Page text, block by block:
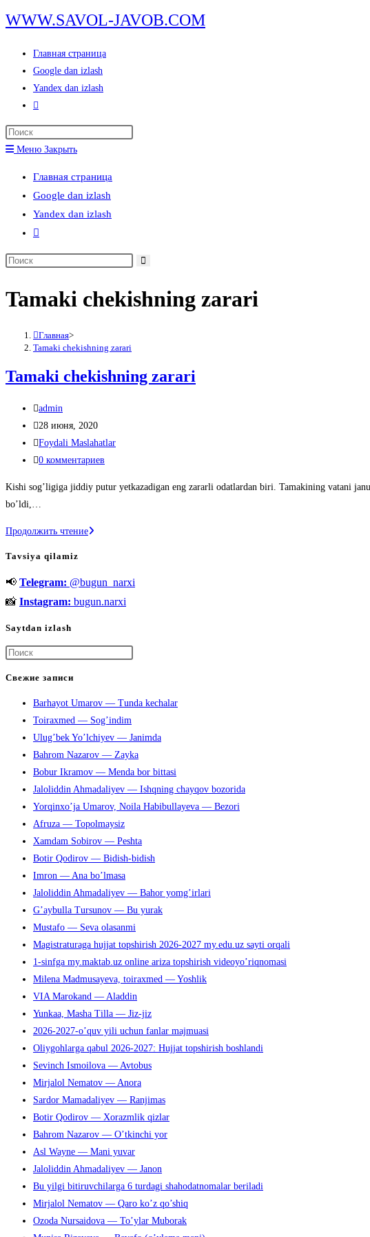
Перейти
к
содержимому
WWW.SAVOL-JAVOB.COM
Главная страница
Google dan izlash
Yandex dan izlash
Переключить
по
веб-
сайту
Меню Закрыть
Главная страница
Google dan izlash
Yandex dan izlash
Переключить
по
сайту
Поиск
сайте
Tamaki chekishning zarari
Главная>
Tamaki chekishning zarari
Tamaki chekishning zarari
Автор
записи:
admin
Запись
опубликована:
28 июня, 2020
Рубрика
записи:
Foydali Maslahatlar
Комментарии
записи:
0 комментариев
Kishi sog’ligiga jiddiy putur yetkazadigan eng zararli odatlardan biri. Tamakining vatani
bo’ldi,…
Продолжить чтениеTamaki
Tavsiya qilamiz
📢 Telegram: @bugun_narxi
📸 Instagram: bugun.narxi
Saytdan izlash
чтобы
панель
поиска.
Свежие записи
Barhayot Umarov — Tunda kechalar
Toiraxmed — Sog’indim
Ulug’bek Yo’lchiyev — Janimda
Bahrom Nazarov — Zayka
Bobur Ikramov — Menda bor bittasi
Jaloliddin Ahmadaliyev — Ishqning chayqov bozorida
Yorqinxo’ja Umarov, Noila Habibullayeva — Bezori
Afruza — Topolmaysiz
Xamdam Sobirov — Peshta
Botir Qodirov — Bidish-bidish
Imron — Ana bo’lmasa
Jaloliddin Ahmadaliyev — Bahor yomg’irlari
G’aybulla Tursunov — Bu yurak
Mustafo — Seva olasanmi
Magistraturaga hujjat topshirish 2026-2027 my.edu.uz sayti orqali
1-sinfga my.maktab.uz online ariza topshirish videoyo’riqnomasi
Milena Madmusayeva, toiraxmed — Yoshlik
VIA Marokand — Aladdin
Yunkaa, Masha Tilla — Jiz-jiz
2026-2027-o’quv yili uchun fanlar majmuasi
Oliygohlarga qabul 2026-2027: Hujjat topshirish boshlandi
Sevinch Ismoilova — Avtobus
Mirjalol Nematov — Anora
Sardor Mamadaliyev — Ranjimas
Botir Qodirov — Xorazmlik qizlar
Bahrom Nazarov — O’tkinchi yor
Asl Wayne — Mani yuvar
Jaloliddin Ahmadaliyev — Janon
Bu yilgi bitiruvchilarga 6 turdagi shahodatnomalar beriladi
Mirjalol Nematov — Qaro ko’z qo’shiq
Ozoda Nursaidova — To’ylar Muborak